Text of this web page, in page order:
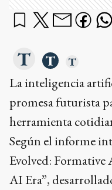
La inteligencia
promesa futurista
herramienta
Según el informe
Evolved: Formative
AI Era”,